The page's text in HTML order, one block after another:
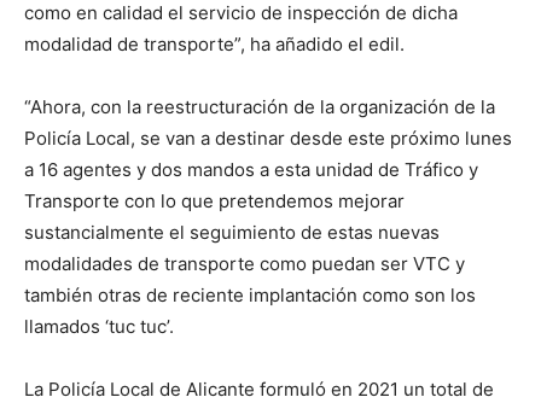
como en calidad el servicio de inspección de dicha
modalidad de transporte”, ha añadido el edil.
“Ahora, con la reestructuración de la organización de la
Policía Local, se van a destinar desde este próximo lunes
a 16 agentes y dos mandos a esta unidad de Tráfico y
Transporte con lo que pretendemos mejorar
sustancialmente el seguimiento de estas nuevas
modalidades de transporte como puedan ser VTC y
también otras de reciente implantación como son los
llamados ‘tuc tuc’.
La Policía Local de Alicante formuló en 2021 un total de